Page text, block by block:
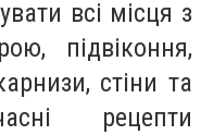
всі місця з
підвіконня,
стіни та
рецепти